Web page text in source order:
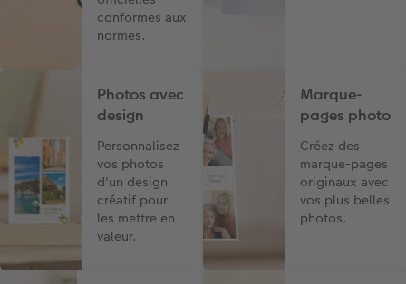
conformes aux
normes.
Photos avec
design
Personnalisez
vos photos
d'un design
créatif pour
les mettre en
valeur.
Marque-
pages photo
Créez des
marque-pages
originaux avec
vos plus belles
photos.